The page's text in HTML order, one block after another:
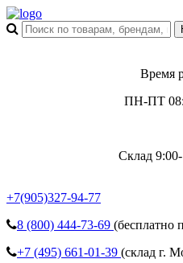
Время
ПН-ПТ
Склад
+7(905)327-94-77
8 (800) 444-73-69 (бесплатно
+7 (495) 661-01-39 (склад г.